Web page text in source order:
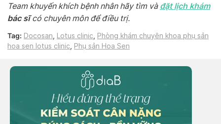
Team khuyến khích bệnh nhân hãy tìm và đặt lịch khám
bác sĩcó chuyên môn để điều trị.
Tag: Docosan Lotus clinic
Phòng khám chuyên khoa phụ sản
hoa sen lotus clinic
Phụ sản Hoa Sen